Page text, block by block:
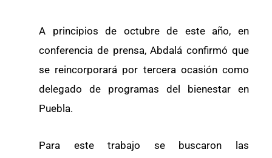
A principios de octubre de este año, en
conferencia de prensa, Abdalá confirmó que
se reincorporará por tercera ocasión como
delegado de programas del bienestar en
Puebla.
Para este trabajo se buscaron las